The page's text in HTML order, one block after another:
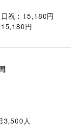
祝：15,180円
円
3,500 人